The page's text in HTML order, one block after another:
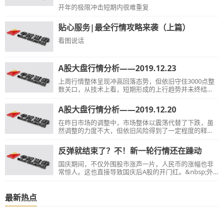
开年的极限冲击短期内很难重复
贴心服务|最全行情攻略来袭（上篇）
看图说话
A股大盘行情分析——2019.12.23
上周行情整体呈现冲高回落态势，但依旧守住3000点整
数关口，从技术上看，短期形成的上行趋势并未终结，
逐步增大....
A股大盘行情分析——2019.12.20
在昨日市场的调整中，市场整体以震荡代替了下跌，虽
然调整的力度不大，但依旧风险得到了一定程度的释
反弹就结束了？不！新一轮行情还在躁动
国庆期间，不仅外围股市涨声一片，人民币的涨幅也非
常惊人。这也直接导致国庆后A股的开门红。&nbsp;外
最新热点